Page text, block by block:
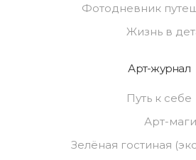
Фотодневник
Жизнь в
Арт-журнал
Путь к себе
Арт-
Зелёная гостиная